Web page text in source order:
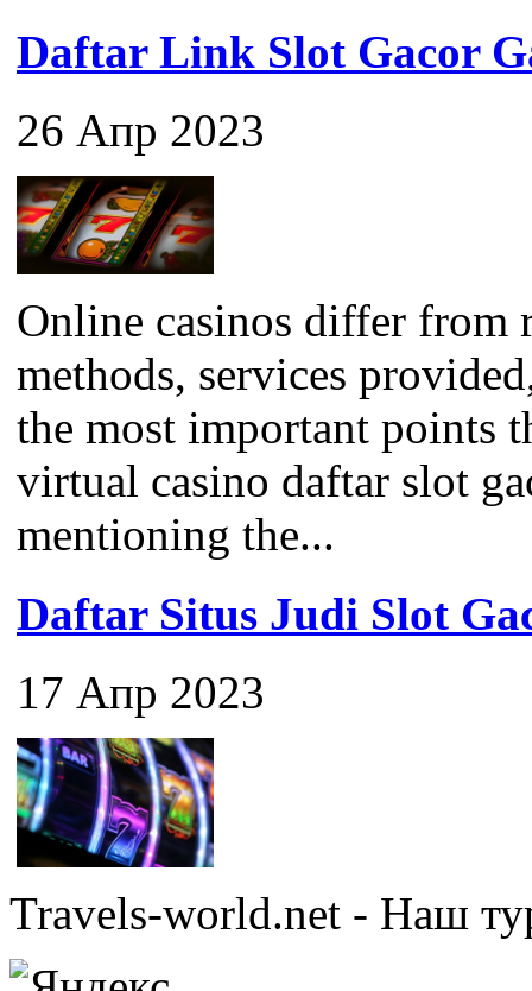
Daftar Link Slot Gacor
26 Апр 2023
Online casinos differ from
methods, services
the most important points
virtual casino daftar slot
mentioning the...
Daftar Situs Judi Slot
17 Апр 2023
Travels-world.net - Наш